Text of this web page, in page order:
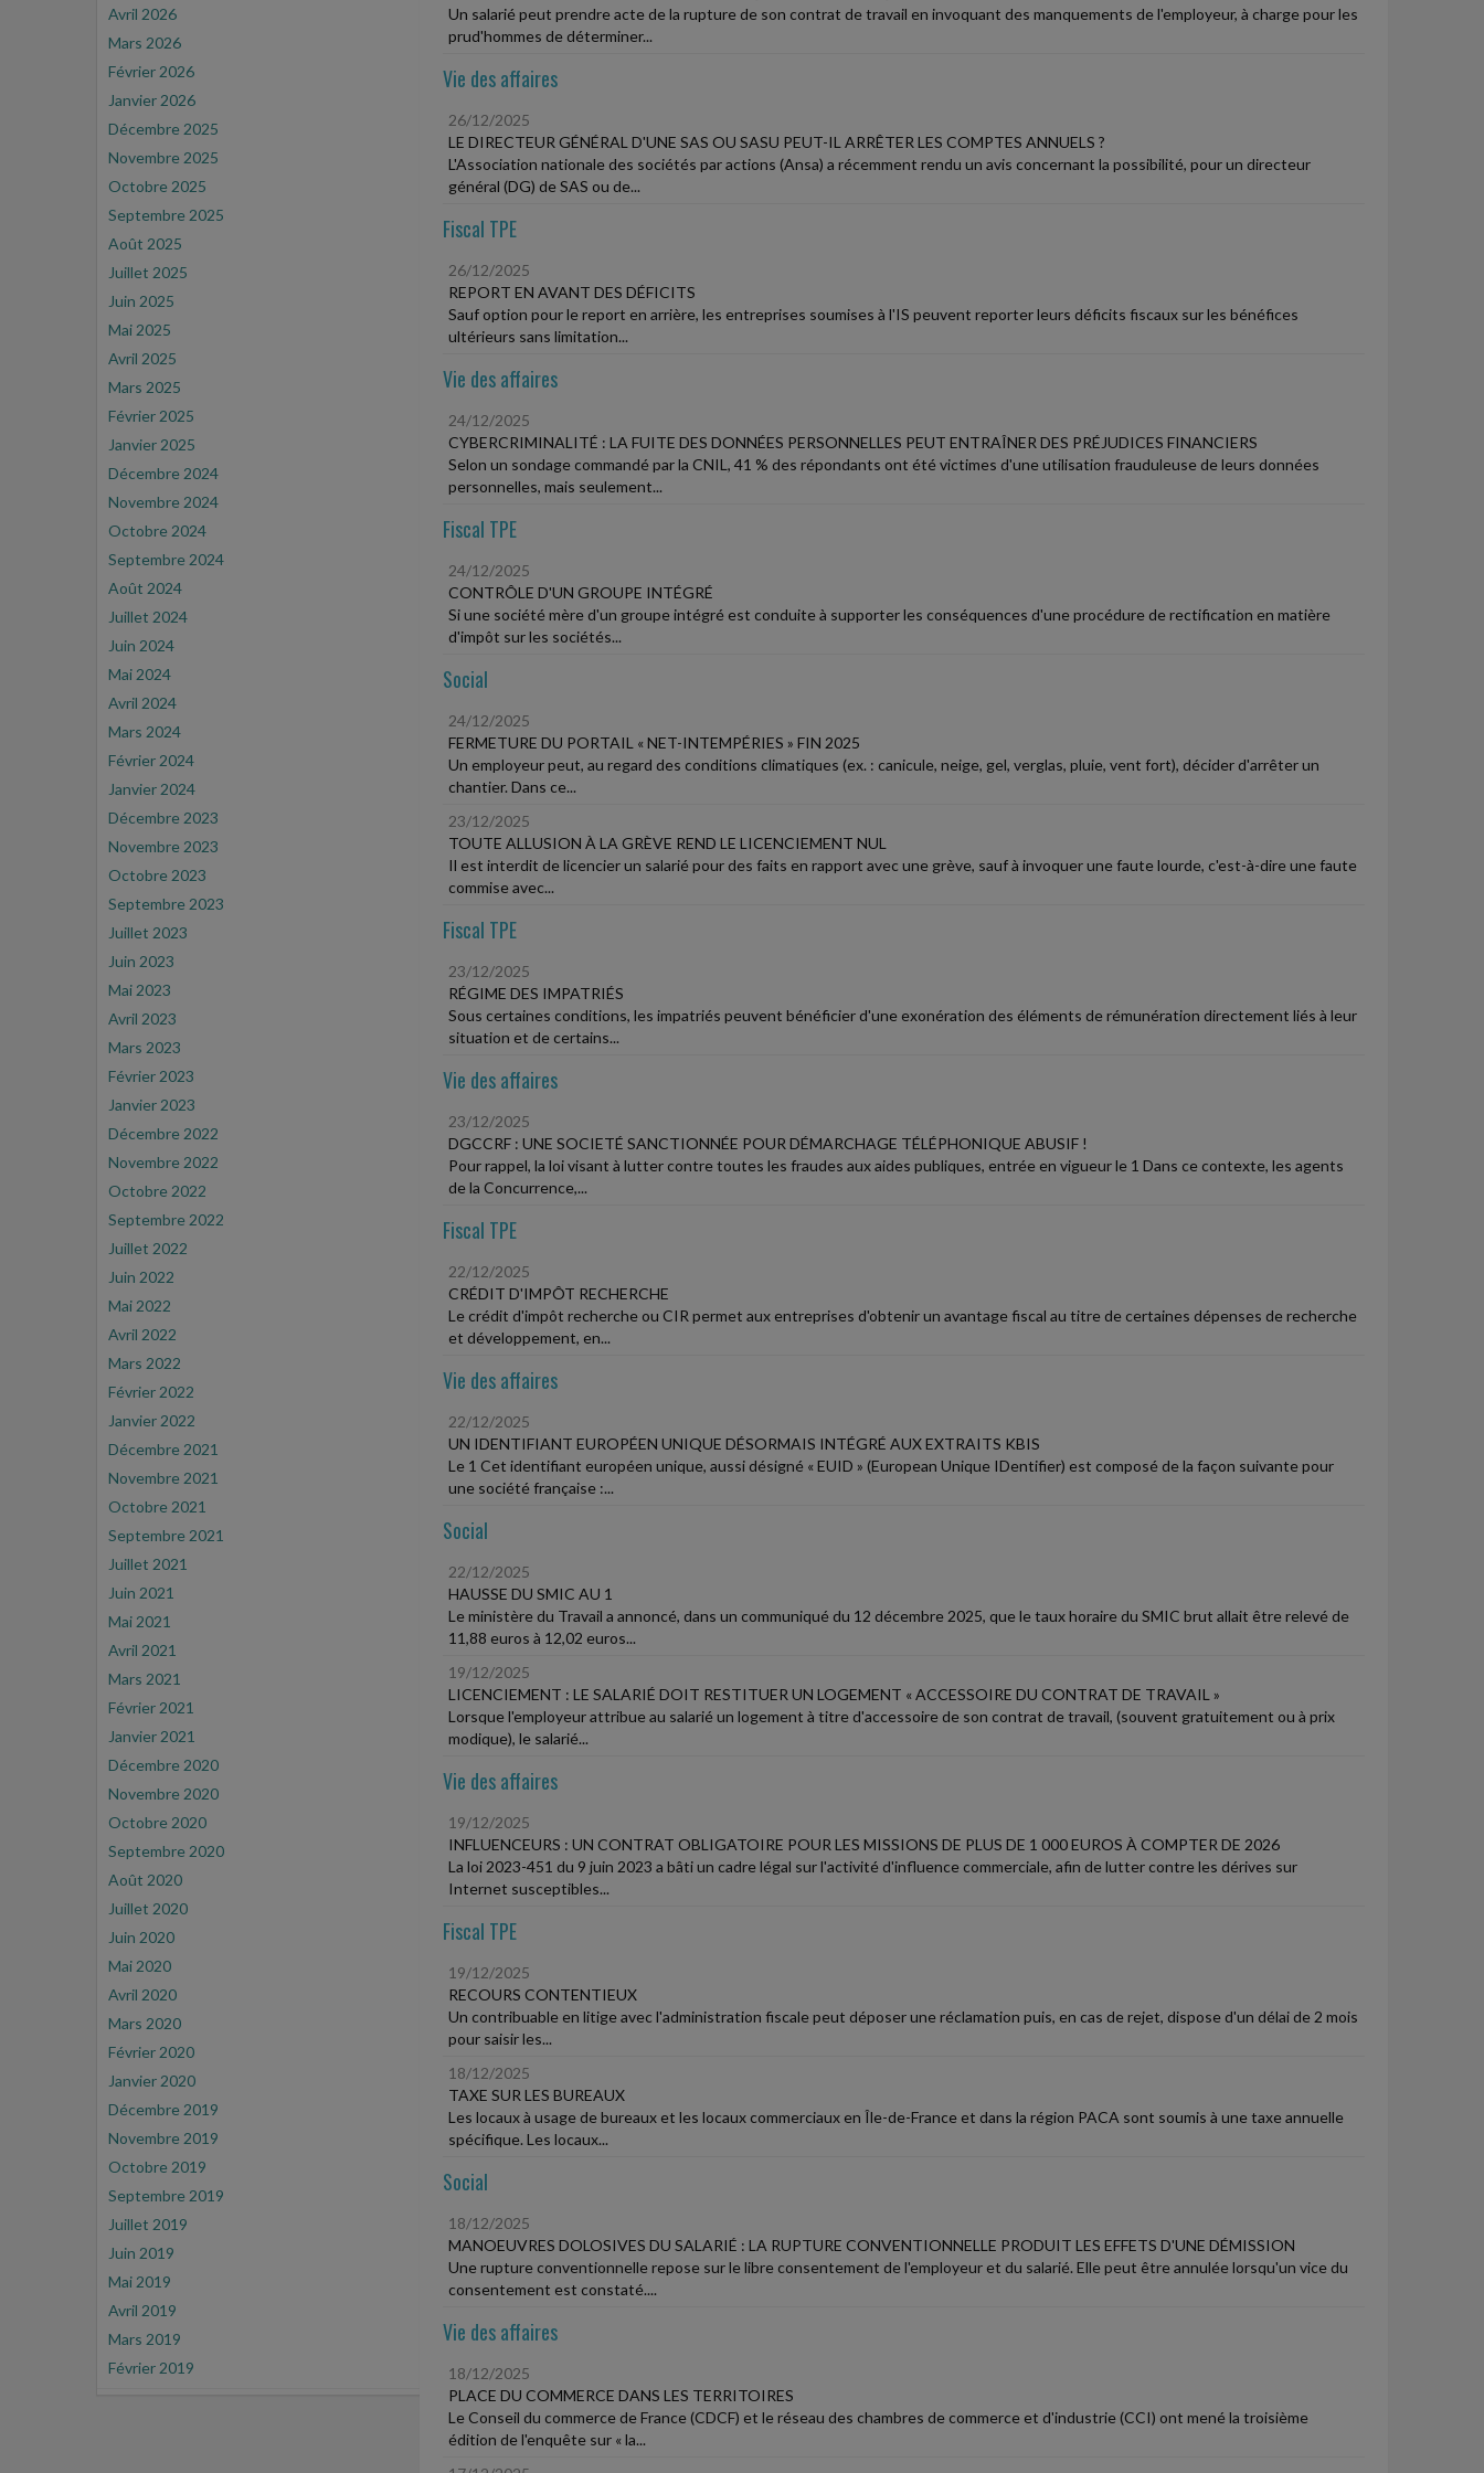
Avril 2026
Mars 2026
Février 2026
Janvier 2026
Décembre 2025
Novembre 2025
Octobre 2025
Septembre 2025
Août 2025
Juillet 2025
Juin 2025
Mai 2025
Avril 2025
Mars 2025
Février 2025
Janvier 2025
Décembre 2024
Novembre 2024
Octobre 2024
Septembre 2024
Août 2024
Juillet 2024
Juin 2024
Mai 2024
Avril 2024
Mars 2024
Février 2024
Janvier 2024
Décembre 2023
Novembre 2023
Octobre 2023
Septembre 2023
Juillet 2023
Juin 2023
Mai 2023
Avril 2023
Mars 2023
Février 2023
Janvier 2023
Décembre 2022
Novembre 2022
Octobre 2022
Septembre 2022
Juillet 2022
Juin 2022
Mai 2022
Avril 2022
Mars 2022
Février 2022
Janvier 2022
Décembre 2021
Novembre 2021
Octobre 2021
Septembre 2021
Juillet 2021
Juin 2021
Mai 2021
Avril 2021
Mars 2021
Février 2021
Janvier 2021
Décembre 2020
Novembre 2020
Octobre 2020
Septembre 2020
Août 2020
Juillet 2020
Juin 2020
Mai 2020
Avril 2020
Mars 2020
Février 2020
Janvier 2020
Décembre 2019
Novembre 2019
Octobre 2019
Septembre 2019
Juillet 2019
Juin 2019
Mai 2019
Avril 2019
Mars 2019
Février 2019
Un salarié peut prendre acte de la rupture de son contrat de travail en invoquant des manquements de l'employeur, à charge pour les
prud'hommes de déterminer...
Vie des affaires
26/12/2025
LE DIRECTEUR GÉNÉRAL D'UNE SAS OU SASU PEUT-IL ARRÊTER LES COMPTES ANNUELS ?
L'Association nationale des sociétés par actions (Ansa) a récemment rendu un avis concernant la possibilité, pour un directeur
général (DG) de SAS ou de...
Fiscal TPE
26/12/2025
REPORT EN AVANT DES DÉFICITS
Sauf option pour le report en arrière, les entreprises soumises à l'IS peuvent reporter leurs déficits fiscaux sur les bénéfices
ultérieurs sans limitation...
Vie des affaires
24/12/2025
CYBERCRIMINALITÉ : LA FUITE DES DONNÉES PERSONNELLES PEUT ENTRAÎNER DES PRÉJUDICES FINANCIERS
Selon un sondage commandé par la CNIL, 41 % des répondants ont été victimes d'une utilisation frauduleuse de leurs données
personnelles, mais seulement...
Fiscal TPE
24/12/2025
CONTRÔLE D'UN GROUPE INTÉGRÉ
Si une société mère d'un groupe intégré est conduite à supporter les conséquences d'une procédure de rectification en matière
d'impôt sur les sociétés...
Social
24/12/2025
FERMETURE DU PORTAIL « NET-INTEMPÉRIES » FIN 2025
Un employeur peut, au regard des conditions climatiques (ex. : canicule, neige, gel, verglas, pluie, vent fort), décider d'arrêter un
chantier. Dans ce...
23/12/2025
TOUTE ALLUSION À LA GRÈVE REND LE LICENCIEMENT NUL
Il est interdit de licencier un salarié pour des faits en rapport avec une grève, sauf à invoquer une faute lourde, c'est-à-dire une faute
commise avec...
Fiscal TPE
23/12/2025
RÉGIME DES IMPATRIÉS
Sous certaines conditions, les impatriés peuvent bénéficier d'une exonération des éléments de rémunération directement liés à leur
situation et de certains...
Vie des affaires
23/12/2025
DGCCRF : UNE SOCIETÉ SANCTIONNÉE POUR DÉMARCHAGE TÉLÉPHONIQUE ABUSIF !
Pour rappel, la loi visant à lutter contre toutes les fraudes aux aides publiques, entrée en vigueur le 1 Dans ce contexte, les agents
de la Concurrence,...
Fiscal TPE
22/12/2025
CRÉDIT D'IMPÔT RECHERCHE
Le crédit d'impôt recherche ou CIR permet aux entreprises d'obtenir un avantage fiscal au titre de certaines dépenses de recherche
et développement, en...
Vie des affaires
22/12/2025
UN IDENTIFIANT EUROPÉEN UNIQUE DÉSORMAIS INTÉGRÉ AUX EXTRAITS KBIS
Le 1 Cet identifiant européen unique, aussi désigné « EUID » (European Unique IDentifier) est composé de la façon suivante pour
une société française :...
Social
22/12/2025
HAUSSE DU SMIC AU 1
Le ministère du Travail a annoncé, dans un communiqué du 12 décembre 2025, que le taux horaire du SMIC brut allait être relevé de
11,88 euros à 12,02 euros...
19/12/2025
LICENCIEMENT : LE SALARIÉ DOIT RESTITUER UN LOGEMENT « ACCESSOIRE DU CONTRAT DE TRAVAIL »
Lorsque l'employeur attribue au salarié un logement à titre d'accessoire de son contrat de travail, (souvent gratuitement ou à prix
modique), le salarié...
Vie des affaires
19/12/2025
INFLUENCEURS : UN CONTRAT OBLIGATOIRE POUR LES MISSIONS DE PLUS DE 1 000 EUROS À COMPTER DE 2026
La loi 2023-451 du 9 juin 2023 a bâti un cadre légal sur l'activité d'influence commerciale, afin de lutter contre les dérives sur
Internet susceptibles...
Fiscal TPE
19/12/2025
RECOURS CONTENTIEUX
Un contribuable en litige avec l'administration fiscale peut déposer une réclamation puis, en cas de rejet, dispose d'un délai de 2 mois
pour saisir les...
18/12/2025
TAXE SUR LES BUREAUX
Les locaux à usage de bureaux et les locaux commerciaux en Île-de-France et dans la région PACA sont soumis à une taxe annuelle
spécifique. Les locaux...
Social
18/12/2025
MANOEUVRES DOLOSIVES DU SALARIÉ : LA RUPTURE CONVENTIONNELLE PRODUIT LES EFFETS D'UNE DÉMISSION
Une rupture conventionnelle repose sur le libre consentement de l'employeur et du salarié. Elle peut être annulée lorsqu'un vice du
consentement est constaté....
Vie des affaires
18/12/2025
PLACE DU COMMERCE DANS LES TERRITOIRES
Le Conseil du commerce de France (CDCF) et le réseau des chambres de commerce et d'industrie (CCI) ont mené la troisième
édition de l'enquête sur « la...